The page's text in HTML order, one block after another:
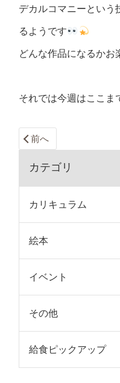
デカルコマニーという
るようです
どんな作品になるかお
それでは今週はここま
前へ
カテゴリ
カリキュラム
絵本
イベント
その他
給食ピックアップ